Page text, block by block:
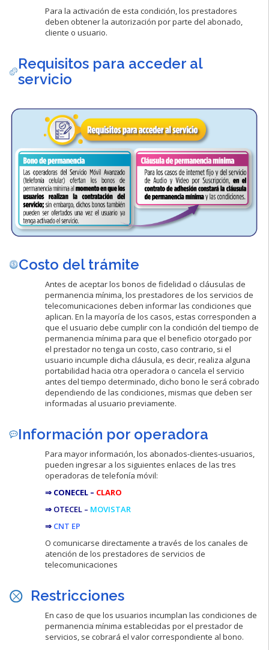
Para la activación de esta condición, los prestadores
deben obtener la autorización por parte del abonado,
cliente o usuario.
Requisitos para acceder al
servicio
Costo del trámite
Antes de aceptar los bonos de fidelidad o cláusulas de
permanencia mínima, los prestadores de los servicios de
telecomunicaciones deben informar las condiciones que
aplican. En la mayoría de los casos, estas corresponden a
que el usuario debe cumplir con la condición del tiempo de
permanencia mínima para que el beneficio otorgado por
el prestador no tenga un costo, caso contrario, si el
usuario incumple dicha cláusula, es decir, realiza alguna
portabilidad hacia otra operadora o cancela el servicio
antes del tiempo determinado, dicho bono le será cobrado
dependiendo de las condiciones, mismas que deben ser
informadas al usuario previamente.
Información por operadora
Para mayor información, los abonados-clientes-usuarios,
pueden ingresar a los siguientes enlaces de las tres
operadoras de telefonía móvil:
⇒ CONECEL – CLARO
⇒ OTECEL – MOVISTAR
⇒ CNT EP
O comunicarse directamente a través de los canales de
atención de los prestadores de servicios de
telecomunicaciones
Restricciones
En caso de que los usuarios incumplan las condiciones de
permanencia mínima establecidas por el prestador de
servicios, se cobrará el valor correspondiente al bono.